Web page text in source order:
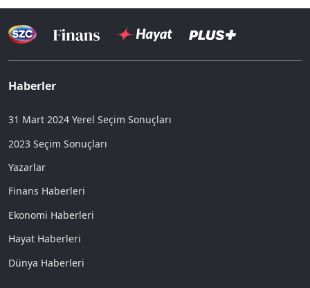
Haberler
31 Mart 2024 Yerel Seçim Sonuçları
2023 Seçim Sonuçları
Yazarlar
Finans Haberleri
Ekonomi Haberleri
Hayat Haberleri
Dünya Haberleri